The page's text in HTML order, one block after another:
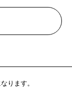
ります。